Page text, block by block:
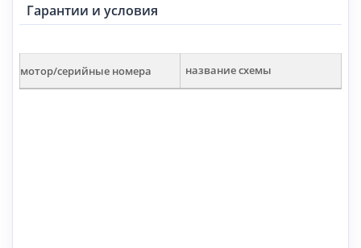
Гарантии и условия
мотор/серийные номера название схемы